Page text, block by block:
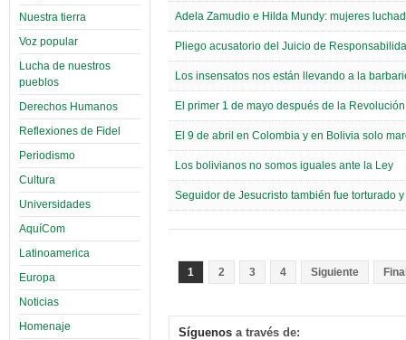
Nuestra tierra
Voz popular
Lucha de nuestros
pueblos
Derechos Humanos
Reflexiones de Fidel
Periodismo
Cultura
Universidades
AquíCom
Latinoamerica
Europa
Noticias
Homenaje
Adela Zamudio e Hilda Mundy: mujeres
Pliego acusatorio del Juicio de
Los insensatos nos están llevando a la
El primer 1 de mayo después de la
El 9 de abril en Colombia y en Bolivia solo
Los bolivianos no somos iguales ante la Ley
Seguidor de Jesucristo también fue torturado
1 2 3 4 Siguiente
Síguenos a través de: